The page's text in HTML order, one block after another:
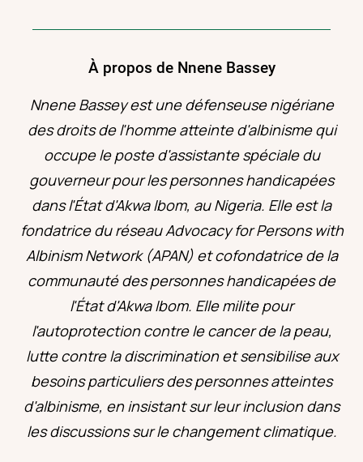
À propos de Nnene Bassey
Nnene Bassey est une défenseuse nigériane
des droits de l'homme atteinte d'albinisme qui
occupe le poste d'assistante spéciale du
gouverneur pour les personnes handicapées
dans l'État d'Akwa Ibom, au Nigeria. Elle est la
fondatrice du réseau Advocacy for Persons with
Albinism Network (APAN) et cofondatrice de la
communauté des personnes handicapées de
l'État d'Akwa Ibom. Elle milite pour
l'autoprotection contre le cancer de la peau,
lutte contre la discrimination et sensibilise aux
besoins particuliers des personnes atteintes
d'albinisme, en insistant sur leur inclusion dans
les discussions sur le changement climatique.